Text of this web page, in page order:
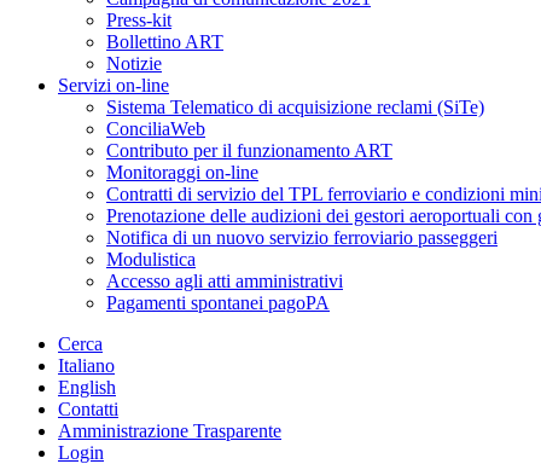
Press-kit
Bollettino ART
Notizie
Servizi on-line
Sistema Telematico di acquisizione reclami (SiTe)
ConciliaWeb
Contributo per il funzionamento ART
Monitoraggi on-line
Contratti di servizio del TPL ferroviario e condizioni
Prenotazione delle audizioni dei gestori aeroportuali con
Notifica di un nuovo servizio ferroviario passeggeri
Modulistica
Accesso agli atti amministrativi
Pagamenti spontanei pagoPA
Cerca
Italiano
English
Contatti
Amministrazione Trasparente
Login